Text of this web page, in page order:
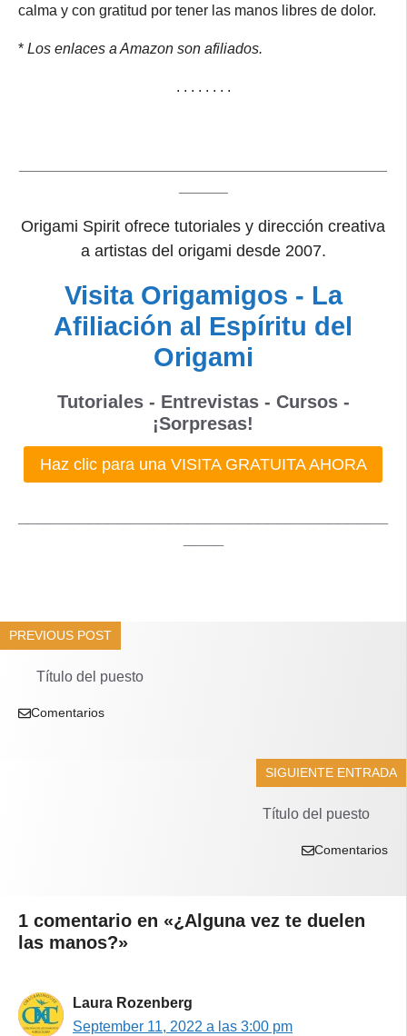
calma y con gratitud por tener las manos libres de dolor.
* Los enlaces a Amazon son afiliados.
. . . . . . . .
Origami Spirit ofrece tutoriales y dirección creativa
a artistas del origami desde 2007.
Visita Origamigos - La
Afiliación al Espíritu del
Origami
Tutoriales - Entrevistas - Cursos -
¡Sorpresas!
Haz clic para una VISITA GRATUITA AHORA
PREVIOUS POST
Título del puesto
Comentarios
SIGUIENTE ENTRADA
Título del puesto
Comentarios
1 comentario en «¿Alguna vez te duelen
las manos?»
Laura Rozenberg
September 11, 2022 a las 3:00 pm